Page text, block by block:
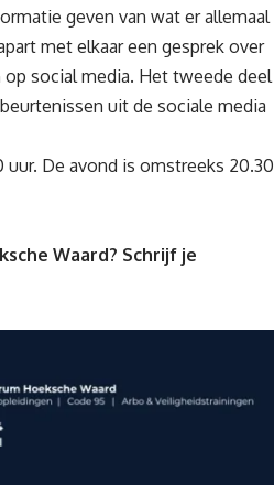
geven van wat er allemaal
met elkaar een gesprek over
social media. Het tweede deel
uit de sociale media
uur. De avond is omstreeks 20.30
Waard? Schrijf je